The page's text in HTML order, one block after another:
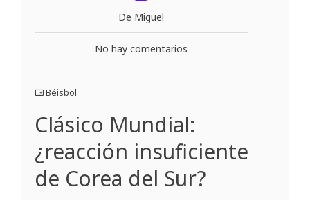
De Miguel
No hay comentarios
Béisbol
Clásico Mundial:
¿reacción insuficiente
de Corea del Sur?